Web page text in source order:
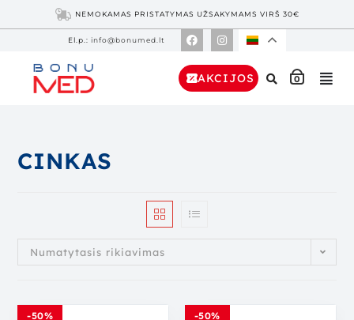
NEMOKAMAS PRISTATYMAS UŽSAKYMAMS VIRŠ 30€
El.p.: info@bonumed.lt
AKCIJOS 0
CINKAS
Numatytasis rikiavimas
-50% -50%